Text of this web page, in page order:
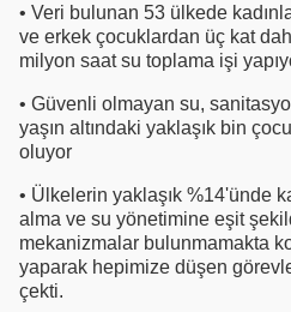
• Veri bulunan 53 ülkede
ve erkek çocuklardan üç kat
milyon saat su toplama işi
• Güvenli olmayan su,
yaşın altındaki yaklaşık bin
oluyor
• Ülkelerin yaklaşık %14'ünde
alma ve su yönetimine eşit
mekanizmalar bulunmamakta
yaparak hepimize düşen
çekti.